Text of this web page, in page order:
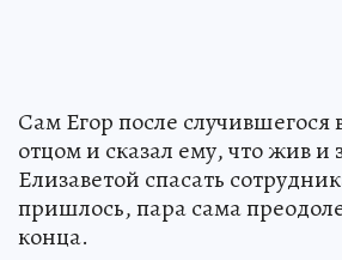
Сам Егор после случившегося
отцом и сказал ему, что жив и
Елизаветой спасать
пришлось, пара сама
конца.